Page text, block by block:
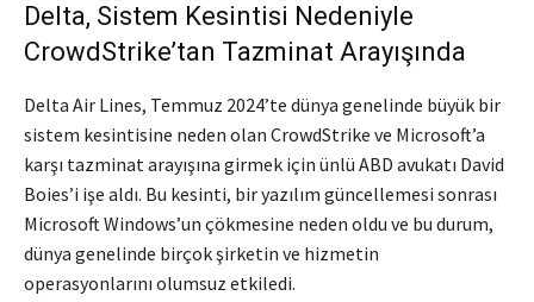
Delta, Sistem Kesintisi Nedeniyle
CrowdStrike’tan Tazminat Arayışında
Delta Air Lines, Temmuz 2024’te dünya genelinde büyük bir
sistem kesintisine neden olan CrowdStrike ve Microsoft’a
karşı tazminat arayışına girmek için ünlü ABD avukatı David
Boies’i işe aldı. Bu kesinti, bir yazılım güncellemesi sonrası
Microsoft Windows’un çökmesine neden oldu ve bu durum,
dünya genelinde birçok şirketin ve hizmetin
operasyonlarını olumsuz etkiledi.